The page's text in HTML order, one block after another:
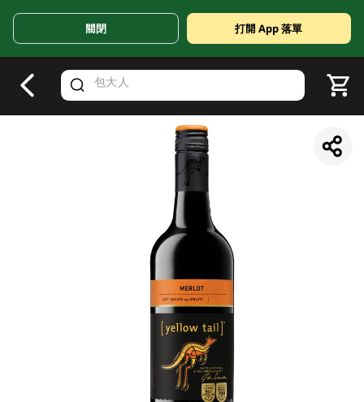
Valid Until 30 June 2026
關閉 打開 App 落單